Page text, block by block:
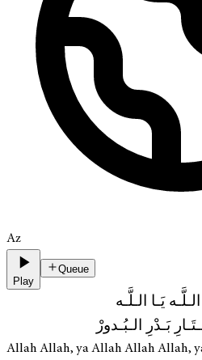
Az
Play
Queue
يَـا الـلَّـه
بَـدْرِ الـبُـدورْ
Allah Allah, ya Allah Allah Allah,